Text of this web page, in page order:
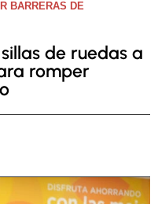
BARRERAS DE
de ruedas a
romper